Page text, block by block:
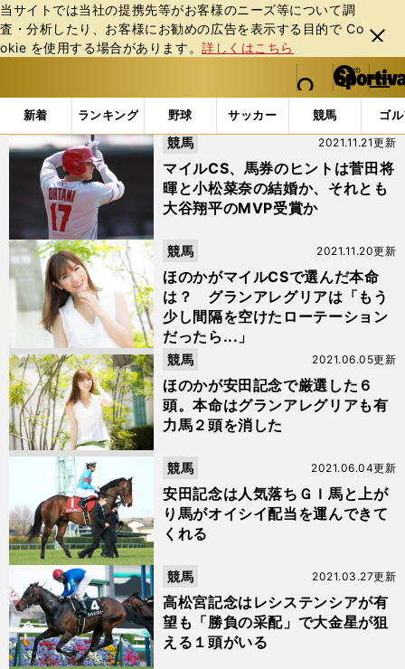
当サイトでは当社の提携先等がお客様のニーズ等について調
査・分析したり、お客様にお勧めの広告を表⽰する⽬的で Co
okie を使⽤する場合があります。詳しくはこちら
閉じ
る
web Sportiva (webスポルティーバ)
検索
マイペ
ー
ジ
メニュ
新着 ランキング 野球 サッカー 競馬 ゴ
b
ス
ポ
バ
「#インディチャンプ」の最新ニュース・ 情報
マイルCS、馬券のヒントは菅田将
暉と小松菜奈の結婚か、それとも
大谷翔平のMVP受賞か
2021.11.21更新
競馬
ほのかがマイルCSで選んだ本命
は？ グランアレグリアは「もう
少し間隔を空けたローテーション
だったら...」
2021.11.20更新
競馬
ほのかが安田記念で厳選した６
頭。本命はグランアレグリアも有
力馬２頭を消した
2021.06.05更新
競馬
安田記念は人気落ちＧＩ馬と上が
り馬がオイシイ配当を運んできて
くれる
2021.06.04更新
競馬
高松宮記念はレシステンシアが有
望も「勝負の采配」で大金星が狙
える１頭がいる
2021.03.27更新
競馬